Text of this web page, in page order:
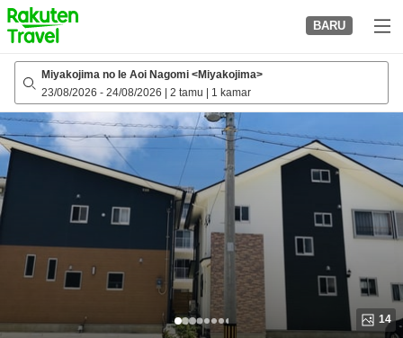
to
top
page
BARU
Miyakojima no Ie Aoi Nagomi <Miyakojima>
23/08/2026 - 24/08/2026 2 tamu 1 kamar
14